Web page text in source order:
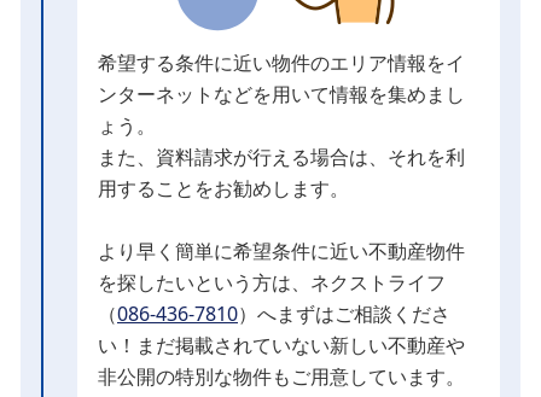
希望する条件に近い物件のエリア情報をイ
ンターネットなどを用いて情報を集めまし
ょう。
また、資料請求が行える場合は、それを利
用することをお勧めします。
より早く簡単に希望条件に近い不動産物件
を探したいという方は、ネクストライフ
（086-436-7810）へまずはご相談くださ
い！まだ掲載されていない新しい不動産や
非公開の特別な物件もご用意しています。